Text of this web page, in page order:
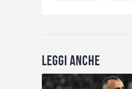
Leggi anche